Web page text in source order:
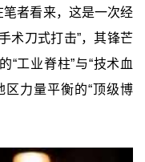
者看来，这是一次经
术刀式打击”，其锋芒
“工业脊柱”与“技术血
区力量平衡的“顶级博